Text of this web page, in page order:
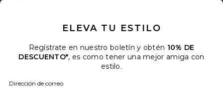
ELEVA TU ESTILO
Regístrate en nuestro boletín y obtén 10% DE
DESCUENTO*, es como tener una mejor amiga con
estilo.
Dirección de correo